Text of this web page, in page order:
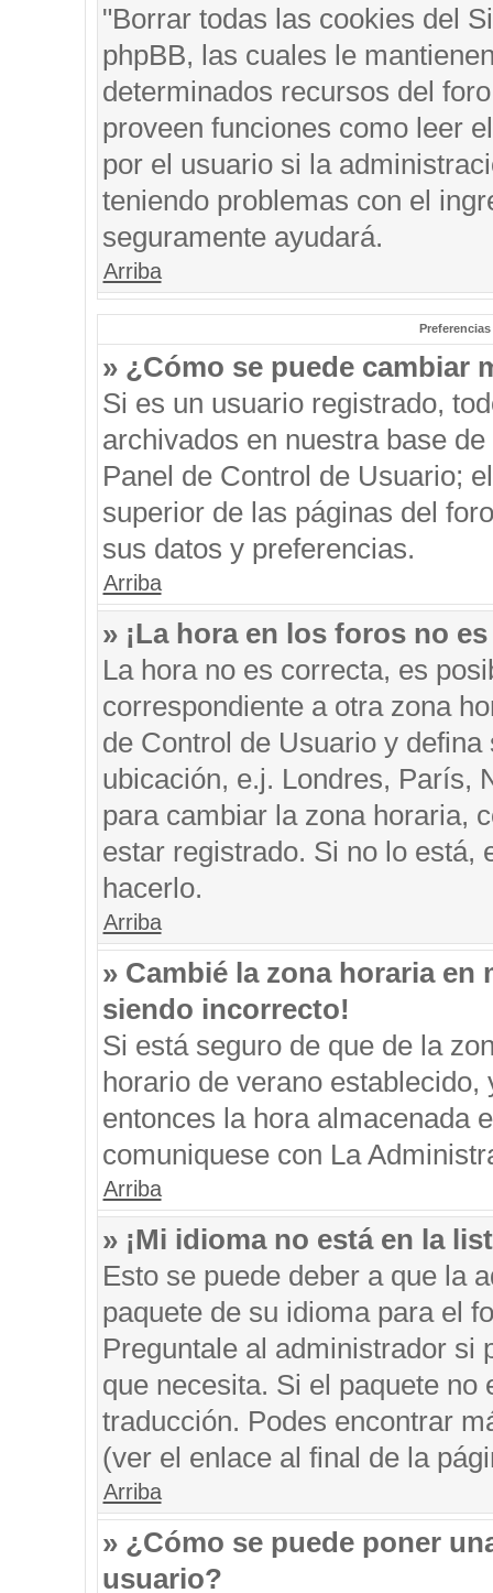
"Borrar todas las cookies del
phpBB, las cuales le
determinados recursos del
proveen funciones como leer
por el usuario si la
teniendo problemas con el
seguramente ayudará.
Arriba
» ¿Cómo se puede cambiar
Si es un usuario registrado,
archivados en nuestra base
Panel de Control de Usuario;
superior de las páginas del
sus datos y preferencias.
Arriba
» ¡La hora en los foros no
La hora no es correcta, es
correspondiente a otra zona
de Control de Usuario y
ubicación, e.j. Londres, París,
para cambiar la zona horaria,
estar registrado. Si no lo está,
hacerlo.
Arriba
» Cambié la zona horaria
siendo incorrecto!
Si está seguro de que de la
horario de verano
entonces la hora almacenada
comuniquese con La
Arriba
» ¡Mi idioma no está en la
Esto se puede deber a que la
paquete de su idioma para el
Preguntale al administrador si
que necesita. Si el paquete
traducción. Podes encontrar
(ver el enlace al final de la
Arriba
» ¿Cómo se puede poner
usuario?